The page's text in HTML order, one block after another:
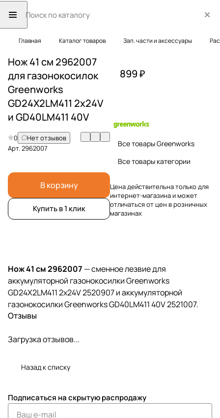
Главная Каталог товаров Зап. части и аксессуары
Нож 41 см 2962007
для газонокосилок
Greenworks
GD24X2LM411 2х24V
и GD40LM411 40V
0
Нет отзывов
Арт.2962007
В корзину
Купить в 1 клик
899 ₽
Все товары Greenworks
Все товары категории
Цена действительна только для
интернет-магазина и может
отличаться от цен в розничных
магазинах
Нож 41 см 2962007 — сменное лезвие для
аккумуляторной газонокосилки Greenworks
GD24X2LM411 2х24V 2520907 и аккумуляторной
газонокосилки Greenworks GD40LM411 40V 2521007.
Отзывы
Загрузка отзывов...
Назад к списку
Подписаться на скрытую распродажу